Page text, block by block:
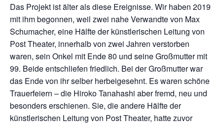
Das Projekt ist älter als diese Ereignisse. Wir haben 2019
mit ihm begonnen, weil zwei nahe Verwandte von Max
Schumacher, eine Hälfte der künstlerischen Leitung von
Post Theater, innerhalb von zwei Jahren verstorben
waren, sein Onkel mit Ende 80 und seine Großmutter mit
99. Beide entschliefen friedlich. Bei der Großmutter war
das Ende von ihr selber herbeigesehnt. Es waren schöne
Trauerfeiern – die Hiroko Tanahashi aber fremd, neu und
besonders erschienen. Sie, die andere Hälfte der
künstlerischen Leitung von Post Theater, hatte zuvor